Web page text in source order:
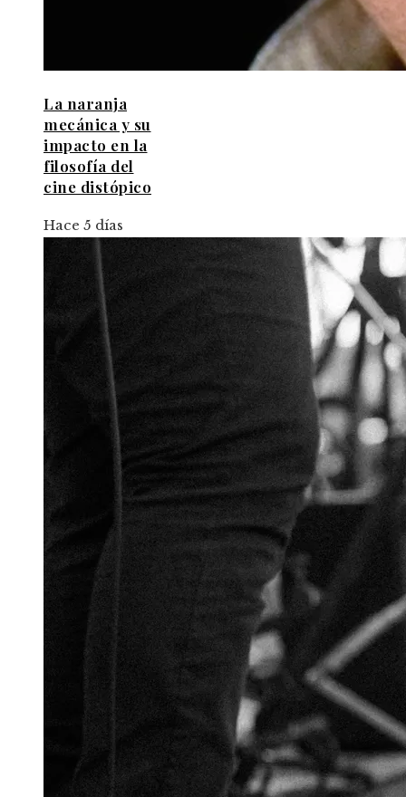
La naranja
mecánica y su
impacto en la
filosofía del
cine distópico
Hace 5 días